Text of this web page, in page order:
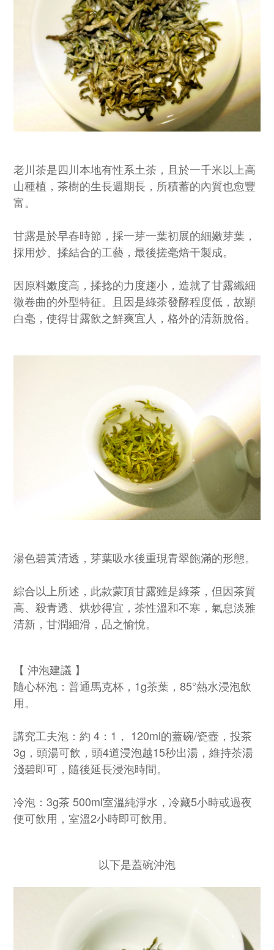
老川茶是四川本地有性系土茶，且於一千米以上高
山種植，茶樹的生長週期長，所積蓄的內質也愈豐
富。
甘露是於早春時節，採一芽一葉初展的細嫩芽葉，
採用炒、揉結合的工藝，最後搓毫焙干製成。
因原料嫩度高，揉捻的力度趨小，造就了甘露纖細
微卷曲的外型特征。且因是綠茶發酵程度低，故顯
白毫，使得甘露飲之鮮爽宜人，格外的清新脫俗。
湯色碧黃清透，芽葉吸水後重現青翠飽滿的形態。
綜合以上所述，此款蒙頂甘露雖是綠茶，但因茶質
高、殺青透、烘炒得宜，茶性溫和不寒，氣息淡雅
清新，甘潤細滑，品之愉悅。
【 沖泡建議 】
隨心杯泡：普通馬克杯，1g茶葉，85°熱水浸泡飲
用。
講究工夫泡：約 4：1， 120ml的蓋碗/瓷壺，投茶
3g，頭湯可飲，頭4道浸泡越15秒出湯，維持茶湯
淺碧即可，隨後延長浸泡時間。
冷泡：3g茶 500ml室溫純淨水，冷藏5小時或過夜
便可飲用，室溫2小時即可飲用。
以下是蓋碗沖泡